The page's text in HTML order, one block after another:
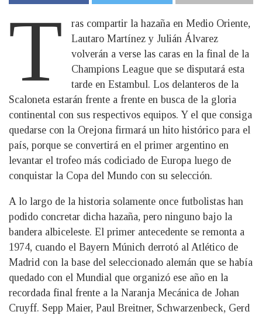
T
ras compartir la hazaña en Medio Oriente,
Lautaro Martínez y Julián Álvarez
volverán a verse las caras en la final de la
Champions League que se disputará esta
tarde en Estambul. Los delanteros de la
Scaloneta estarán frente a frente en busca de la gloria
continental con sus respectivos equipos. Y el que consiga
quedarse con la Orejona firmará un hito histórico para el
país, porque se convertirá en el primer argentino en
levantar el trofeo más codiciado de Europa luego de
conquistar la Copa del Mundo con su selección.
A lo largo de la historia solamente once futbolistas han
podido concretar dicha hazaña, pero ninguno bajo la
bandera albiceleste. El primer antecedente se remonta a
1974, cuando el Bayern Múnich derrotó al Atlético de
Madrid con la base del seleccionado alemán que se había
quedado con el Mundial que organizó ese año en la
recordada final frente a la Naranja Mecánica de Johan
Cruyff. Sepp Maier, Paul Breitner, Schwarzenbeck, Gerd